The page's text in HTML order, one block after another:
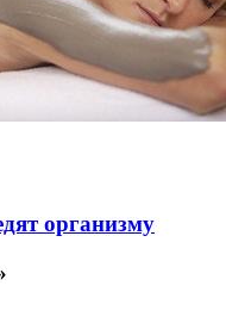
организму